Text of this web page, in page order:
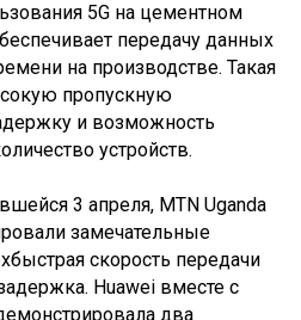
5G на цементном
передачу данных
на производстве. Такая
пропускную
и возможность
устройств.
3 апреля, MTN Uganda
замечательные
скорость передачи
Huawei вместе с
два